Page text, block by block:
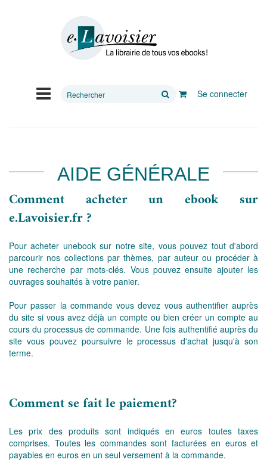
Rechercher
Se connecter
AIDE GÉNÉRALE
Comment acheter un ebook sur
e.Lavoisier.fr ?
Pour acheter unebook sur notre site, vous pouvez tout d'abord
parcourir nos collections par thèmes, par auteur ou procéder à
une recherche par mots-clés. Vous pouvez ensuite ajouter les
ouvrages souhaités à votre panier.
Pour passer la commande vous devez vous authentifier auprès
du site si vous avez déjà un compte ou bien créer un compte au
cours du processus de commande. Une fois authentifié auprès du
site vous pouvez poursuivre le processus d'achat jusqu'à son
terme.
Comment se fait le paiement?
Les prix des produits sont indiqués en euros toutes taxes
comprises. Toutes les commandes sont facturées en euros et
payables en euros en un seul versement à la commande.